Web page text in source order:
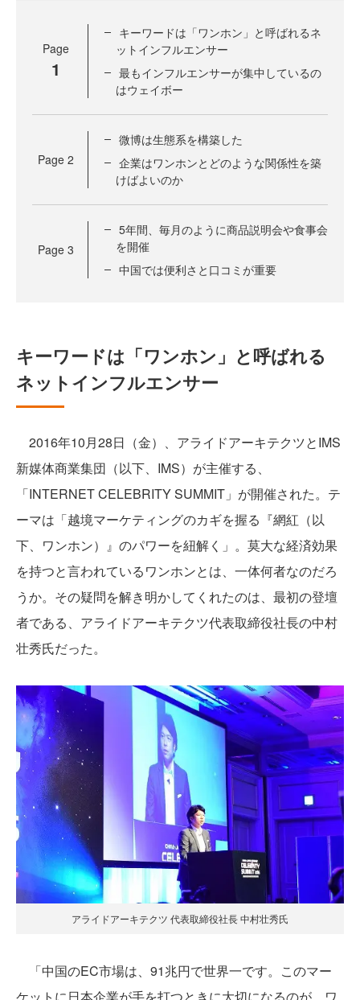
Page
1
キーワードは「ワンホン」と呼ばれるネ
ットインフルエンサー
最もインフルエンサーが集中しているの
はウェイボー
Page 2
微博は生態系を構築した
企業はワンホンとどのような関係性を築
けばよいのか
Page 3
5年間、毎月のように商品説明会や食事会
を開催
中国では便利さと口コミが重要
キーワードは「ワンホン」と呼ばれる
ネットインフルエンサー
2016年10月28日（金）、アライドアーキテクツとIMS
新媒体商業集団（以下、IMS）が主催する、
「INTERNET CELEBRITY SUMMIT」が開催された。テ
ーマは「越境マーケティングのカギを握る『網紅（以
下、ワンホン）』のパワーを紐解く」。莫大な経済効果
を持つと言われているワンホンとは、一体何者なのだろ
うか。その疑問を解き明かしてくれたのは、最初の登壇
者である、アライドアーキテクツ代表取締役社長の中村
壮秀氏だった。
アライドアーキテクツ 代表取締役社長 中村壮秀氏
「中国のEC市場は、91兆円で世界一です。このマー